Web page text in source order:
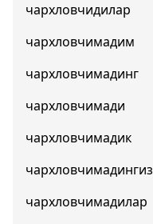
чархловчидилар
чархловчимадим
чархловчимадинг
чархловчимади
чархловчимадик
чархловчимадингиз
чархловчимадилар